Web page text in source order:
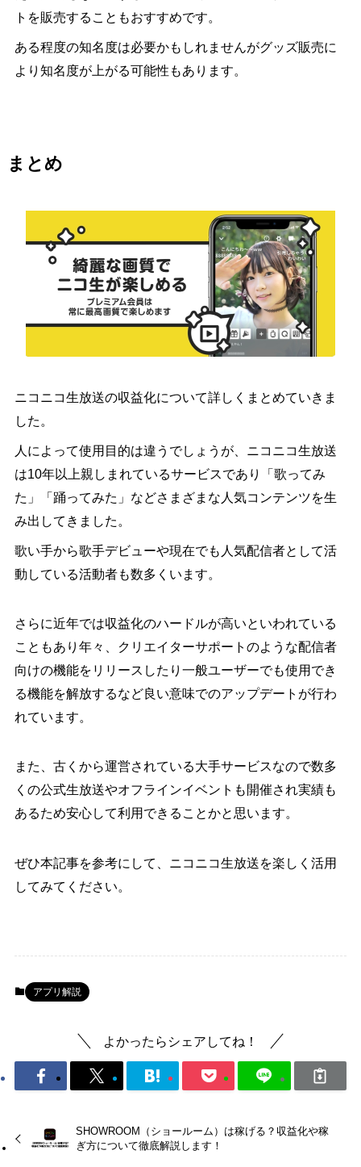
トを販売することもおすすめです。
ある程度の知名度は必要かもしれませんがグッズ販売に
より知名度が上がる可能性もあります。
まとめ
ニコニコ生放送の収益化について詳しくまとめていきま
した。
人によって使用目的は違うでしょうが、ニコニコ生放送
は10年以上親しまれているサービスであり「歌ってみ
た」「踊ってみた」などさまざまな人気コンテンツを生
み出してきました。
歌い手から歌手デビューや現在でも人気配信者として活
動している活動者も数多くいます。
さらに近年では収益化のハードルが高いといわれている
こともあり年々、クリエイターサポートのような配信者
向けの機能をリリースしたり一般ユーザーでも使用でき
る機能を解放するなど良い意味でのアップデートが行わ
れています。
また、古くから運営されている大手サービスなので数多
くの公式生放送やオフラインイベントも開催され実績も
あるため安心して利用できることかと思います。
ぜひ本記事を参考にして、ニコニコ生放送を楽しく活用
してみてください。
アプリ解説
よかったらシェアしてね！
SHOWROOM（ショールーム）は稼げる？収益化や稼
ぎ方について徹底解説します！